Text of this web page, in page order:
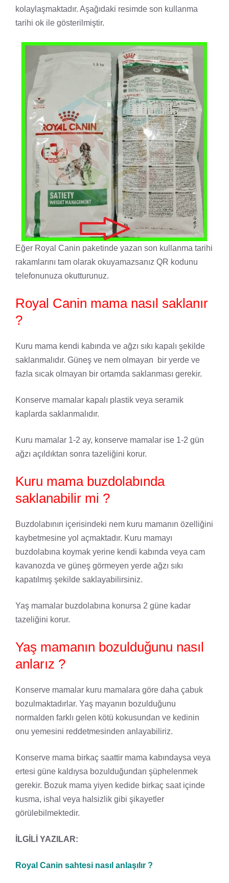
kolaylaşmaktadır. Aşağıdaki resimde son kullanma
tarihi ok ile gösterilmiştir.
Eğer Royal Canin paketinde yazan son kullanma tarihi
rakamlarını tam olarak okuyamazsanız QR kodunu
telefonunuza okutturunuz.
Royal Canin mama nasıl saklanır
?
Kuru mama kendi kabında ve ağzı sıkı kapalı şekilde
saklanmalıdır. Güneş ve nem olmayan bir yerde ve
fazla sıcak olmayan bir ortamda saklanması gerekir.
Konserve mamalar kapalı plastik veya seramik
kaplarda saklanmalıdır.
Kuru mamalar 1-2 ay, konserve mamalar ise 1-2 gün
ağzı açıldıktan sonra tazeliğini korur.
Kuru mama buzdolabında
saklanabilir mi ?
Buzdolabının içerisindeki nem kuru mamanın özelliğini
kaybetmesine yol açmaktadır. Kuru mamayı
buzdolabına koymak yerine kendi kabında veya cam
kavanozda ve güneş görmeyen yerde ağzı sıkı
kapatılmış şekilde saklayabilirsiniz.
Yaş mamalar buzdolabına konursa 2 güne kadar
tazeliğini korur.
Yaş mamanın bozulduğunu nasıl
anlarız ?
Konserve mamalar kuru mamalara göre daha çabuk
bozulmaktadırlar. Yaş mayanın bozulduğunu
normalden farklı gelen kötü kokusundan ve kedinin
onu yemesini reddetmesinden anlayabiliriz.
Konserve mama birkaç saattir mama kabındaysa veya
ertesi güne kaldıysa bozulduğundan şüphelenmek
gerekir. Bozuk mama yiyen kedide birkaç saat içinde
kusma, ishal veya halsizlik gibi şikayetler
görülebilmektedir.
İLGİLİ YAZILAR:
Royal Canin sahtesi nasıl anlaşılır ?